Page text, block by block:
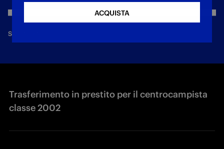
SQUADRA
Trasferimento in prestito per il centrocampista
classe 2002
ACQUISTA